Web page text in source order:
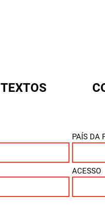
TEXTOS
PAÍS DA
ACESSO